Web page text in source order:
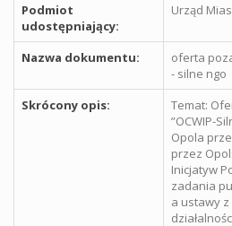
Podmiot
udostępniający:
Urząd
Nazwa dokumentu:
oferta
- silne ngo
Skrócony opis:
Temat:
”OCWIP-
Opola
przez
Inicjatyw
zadania
a ustawy z